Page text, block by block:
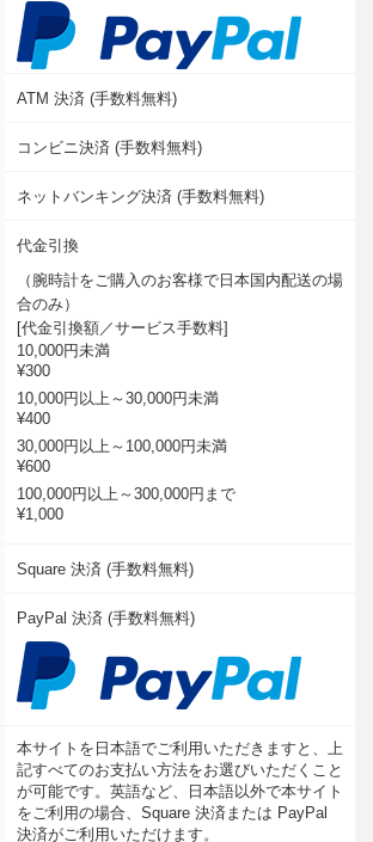
ATM 決済 (手数料無料)
コンビニ決済 (手数料無料)
ネットバンキング決済 (手数料無料)
代金引換
（腕時計をご購入のお客様で日本国内配送の場
合のみ）
[代金引換額／サービス手数料]
10,000円未満
¥300
10,000円以上～30,000円未満
¥400
30,000円以上～100,000円未満
¥600
100,000円以上～300,000円まで
¥1,000
Square 決済 (手数料無料)
PayPal 決済 (手数料無料)
本サイトを日本語でご利用いただきますと、上
記すべてのお支払い方法をお選びいただくこと
が可能です。英語など、日本語以外で本サイト
をご利用の場合、Square 決済または PayPal
決済がご利用いただけます。